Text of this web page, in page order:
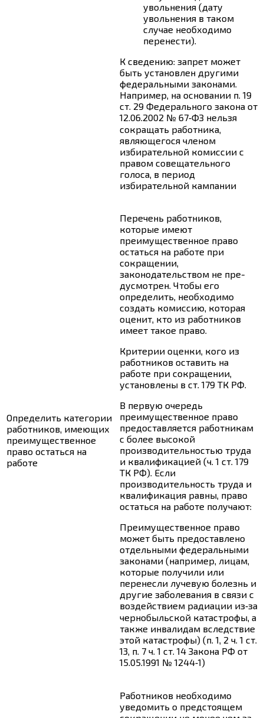
увольнения (дату
увольнения в таком
случае необходимо
перенести).
К сведению: запрет может
быть установлен другими
федеральными законами.
Например, на основании п. 19
ст. 29 Федерального закона от
12.06.2002 № 67‑ФЗ нельзя
сокращать работника,
являющегося членом
избирательной комиссии с
правом совещательного
голоса, в период
избирательной кампании
Определить категории
работников, имеющих
преимущественное
право остаться на
работе
Перечень работников,
которые имеют
преимущественное право
остаться на работе при
сокращении,
законодательством не пре-
дусмотрен. Чтобы его
определить, необходимо
создать комиссию, которая
оценит, кто из работников
имеет такое право.
Критерии оценки, кого из
работников оставить на
работе при сокращении,
установлены в ст. 179 ТК РФ.
В первую очередь
преимущественное право
предоставляется работникам
с более высокой
производительностью труда
и квалификацией (ч. 1 ст. 179
ТК РФ). Если
производительность труда и
квалификация равны, право
остаться на работе получают:
Преимущественное право
может быть предоставлено
отдельными федеральными
законами (например, лицам,
которые получили или
перенесли лучевую болезнь и
другие заболевания в связи с
воздействием радиации из‑за
чернобыльской катастрофы, а
также инвалидам вследствие
этой катастрофы) (п. 1, 2 ч. 1 ст.
13, п. 7 ч. 1 ст. 14 Закона РФ от
15.05.1991 № 1244‑1)
Работников необходимо
уведомить о предстоящем